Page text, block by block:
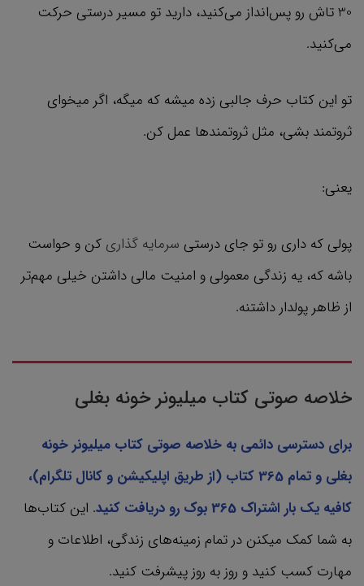
30 تاش رو پس‌انداز می‌کنید، دارید تو مسیر درستی حرکت
می‌کنید.
تو این کتاب حرف جالبی زده میشه که میگه، اگر میخوای
ثروتمند بشی، مثل ثروتمندها عمل کن.
یعنی:
پولی که داری رو تو جای درستی سرمایه گذاری کن و حواست
باشه که، یه زندگی معمولی و امنیت مالی داشتن خیلی مهم‌تر
از ظاهر پولدار داشتنه.
خلاصه صوتی کتاب میلیونر خونه بغلی
برای دسترسی دائمی به خلاصه صوتی کتاب میلیونر خونه
بغلی و تمام 365 کتاب‌ (از طریق اپلیکیشن و کانال تلگرام)،
کافیه یک بار اشتراک 365 بوک رو دریافت کنید
. این کتاب‌ها
به شما کمک میکنن در تمام زمینه‌های زندگی، اطلاعات و
مهارت کسب کنید و روز به روز پیشرفت کنید.